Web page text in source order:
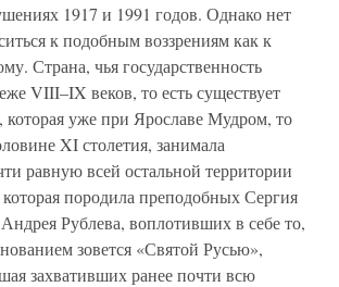
1917 и 1991 годов. Однако нет
к подобным воззрениям как к
Страна, чья государственность
VIII–IX веков, то есть существует
которая уже при Ярославе Мудром, то
XI столетия, занимала
равную всей остальной территории
породила преподобных Сергия
Рублева, воплотивших в себе то,
зовется «Святой Русью»,
захвативших ранее почти всю